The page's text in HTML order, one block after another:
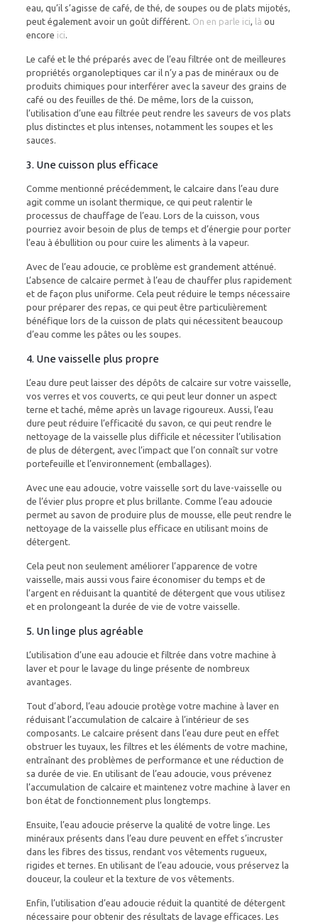
eau, qu’il s’agisse de café, de thé, de soupes ou de plats mijotés,
peut également avoir un goût différent. On en parle ici là ou
encore ici
Le café et le thé préparés avec de l’eau filtrée ont de meilleures
propriétés organoleptiques car il n’y a pas de minéraux ou de
produits chimiques pour interférer avec la saveur des grains de
café ou des feuilles de thé. De même, lors de la cuisson,
l’utilisation d’une eau filtrée peut rendre les saveurs de vos plats
plus distinctes et plus intenses, notamment les soupes et les
sauces.
3. Une cuisson plus efficace
Comme mentionné précédemment, le calcaire dans l’eau dure
agit comme un isolant thermique, ce qui peut ralentir le
processus de chauffage de l’eau. Lors de la cuisson, vous
pourriez avoir besoin de plus de temps et d’énergie pour porter
l’eau à ébullition ou pour cuire les aliments à la vapeur.
Avec de l’eau adoucie, ce problème est grandement atténué.
L’absence de calcaire permet à l’eau de chauffer plus rapidement
et de façon plus uniforme. Cela peut réduire le temps nécessaire
pour préparer des repas, ce qui peut être particulièrement
bénéfique lors de la cuisson de plats qui nécessitent beaucoup
d’eau comme les pâtes ou les soupes.
4. Une vaisselle plus propre
L’eau dure peut laisser des dépôts de calcaire sur votre vaisselle,
vos verres et vos couverts, ce qui peut leur donner un aspect
terne et taché, même après un lavage rigoureux. Aussi, l’eau
dure peut réduire l’efficacité du savon, ce qui peut rendre le
nettoyage de la vaisselle plus difficile et nécessiter l’utilisation
de plus de détergent, avec l’impact que l’on connaît sur votre
portefeuille et l’environnement (emballages).
Avec une eau adoucie, votre vaisselle sort du lave-vaisselle ou
de l’évier plus propre et plus brillante. Comme l’eau adoucie
permet au savon de produire plus de mousse, elle peut rendre le
nettoyage de la vaisselle plus efficace en utilisant moins de
détergent.
Cela peut non seulement améliorer l’apparence de votre
vaisselle, mais aussi vous faire économiser du temps et de
l’argent en réduisant la quantité de détergent que vous utilisez
et en prolongeant la durée de vie de votre vaisselle.
5. Un linge plus agréable
L’utilisation d’une eau adoucie et filtrée dans votre machine à
laver et pour le lavage du linge présente de nombreux
avantages.
Tout d’abord, l’eau adoucie protège votre machine à laver en
réduisant l’accumulation de calcaire à l’intérieur de ses
composants. Le calcaire présent dans l’eau dure peut en effet
obstruer les tuyaux, les filtres et les éléments de votre machine,
entraînant des problèmes de performance et une réduction de
sa durée de vie. En utilisant de l’eau adoucie, vous prévenez
l’accumulation de calcaire et maintenez votre machine à laver en
bon état de fonctionnement plus longtemps.
Ensuite, l’eau adoucie préserve la qualité de votre linge. Les
minéraux présents dans l’eau dure peuvent en effet s’incruster
dans les fibres des tissus, rendant vos vêtements rugueux,
rigides et ternes. En utilisant de l’eau adoucie, vous préservez la
douceur, la couleur et la texture de vos vêtements.
Enfin, l’utilisation d’eau adoucie réduit la quantité de détergent
nécessaire pour obtenir des résultats de lavage efficaces. Les